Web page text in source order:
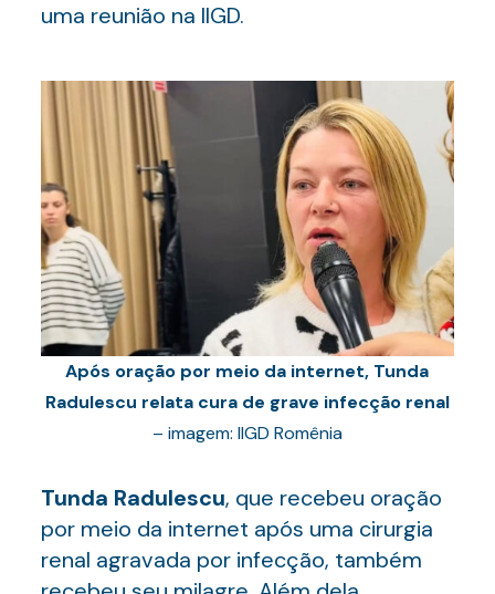
uma reunião na IIGD.
Após oração por meio da internet, Tunda
Radulescu relata cura de grave infecção renal
– imagem: IIGD Romênia
Tunda Radulescu, que recebeu oração
por meio da internet após uma cirurgia
renal agravada por infecção, também